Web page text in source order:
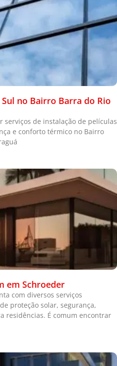
no Bairro Barra do Rio
serviços de instalação de películas
e conforto térmico no Bairro
em Schroeder
com diversos serviços
proteção solar, segurança,
residências. É comum encontrar